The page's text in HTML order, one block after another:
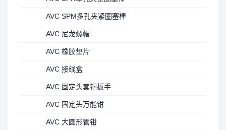
AVC SPM多孔夹紧圈塞棒
AVC 尼龙螺帽
AVC 橡胶垫片
AVC 接线盒
AVC 固定头套铜板手
AVC 固定头万能钳
AVC 大圆形管钳